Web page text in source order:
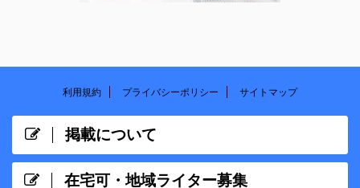
利用規約 プライバシーポリシー サイトマップ
掲載について
在宅可・地域ライター募集